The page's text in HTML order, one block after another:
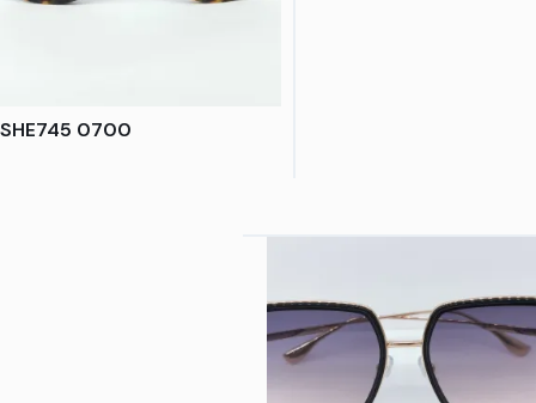
SHE745 0700